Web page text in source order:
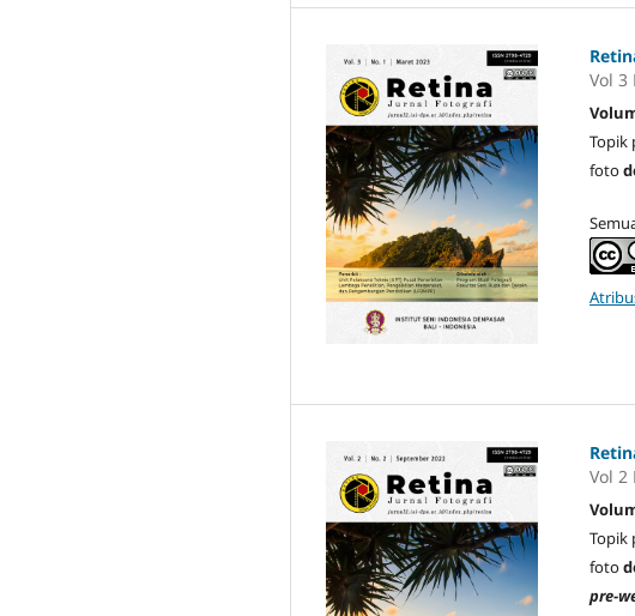
Vol 3
Topik
foto
Vol 2
Topik
foto
pre-